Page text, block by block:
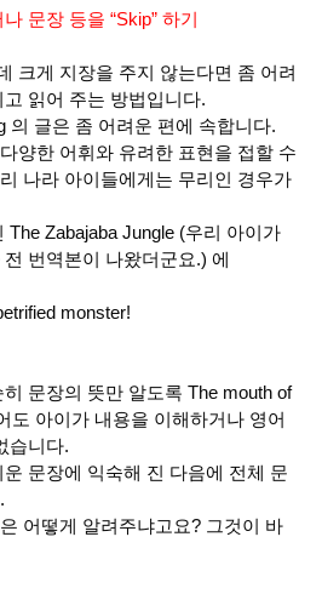
문장 등을 “Skip” 하기
크게 지장을 주지 않는다면 좀 어려
읽어 주는 방법입니다.
의 글은 좀 어려운 편에 속합니다.
양한 어휘와 유려한 표현을 접할 수
나라 아이들에게는 무리인 경우가
The Zabajaba Jungle (우리 아이가
번역본이 나왔더군요.) 에
monster!
문장의 뜻만 알도록 The mouth of
도 아이가 내용을 이해하거나 영어
습니다.
문장에 익숙해 진 다음에 전체 문
어떻게 알려주냐고요? 그것이 바